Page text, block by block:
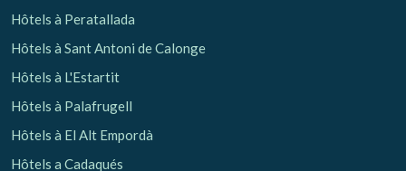
Hôtels à Peratallada
Hôtels à Sant Antoni de Calonge
Hôtels à L'Estartit
Hôtels à Palafrugell
Hôtels à El Alt Empordà
Hôtels a Cadaqués